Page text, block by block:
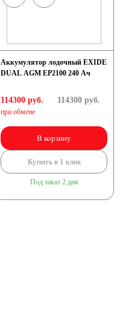
Аккумулятор лодочный EXIDE
DUAL AGM EP2100 240 Ач
114300 руб.
при обмене
114300руб.
В корзину
Купить в 1 клик
Под заказ 2 дня